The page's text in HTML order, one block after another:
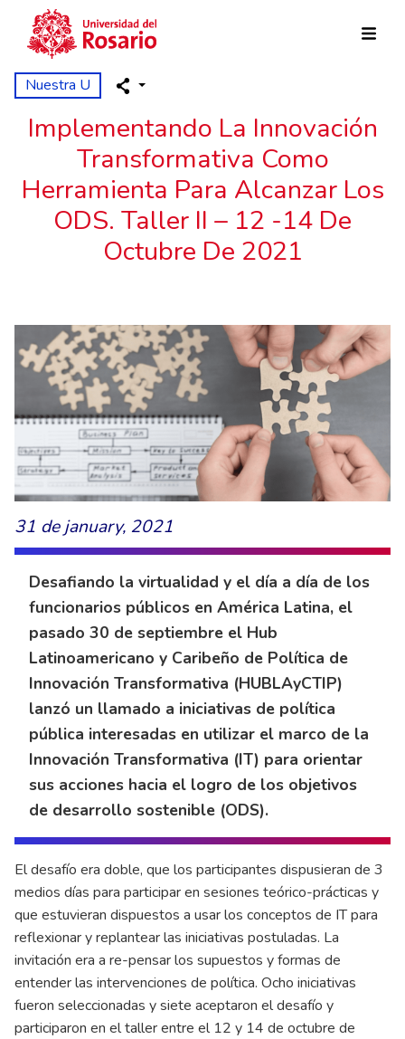
Skip to main content
Nuestra U
Implementando La Innovación
Transformativa Como
Herramienta Para Alcanzar Los
ODS. Taller II – 12 -14 De
Octubre De 2021
31 de january, 2021
Desafiando la virtualidad y el día a día de los
funcionarios públicos en América Latina, el
pasado 30 de septiembre el Hub
Latinoamericano y Caribeño de Política de
Innovación Transformativa (HUBLAyCTIP)
lanzó un llamado a iniciativas de política
pública interesadas en utilizar el marco de la
Innovación Transformativa (IT) para orientar
sus acciones hacia el logro de los objetivos
de desarrollo sostenible (ODS).
El desafío era doble, que los participantes dispusieran de 3
medios días para participar en sesiones teórico-prácticas y
que estuvieran dispuestos a usar los conceptos de IT para
reflexionar y replantear las iniciativas postuladas. La
invitación era a re-pensar los supuestos y formas de
entender las intervenciones de política. Ocho iniciativas
fueron seleccionadas y siete aceptaron el desafío y
participaron en el taller entre el 12 y 14 de octubre de